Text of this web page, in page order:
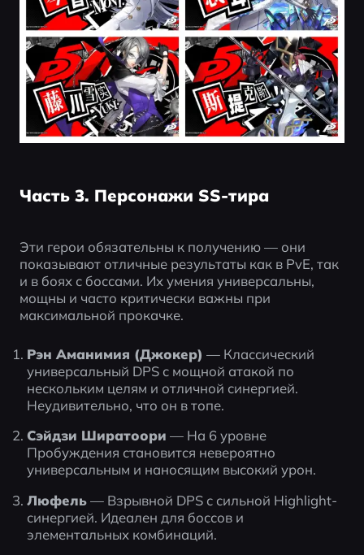
Часть 3. Персонажи SS-тира
Эти герои обязательны к получению — они
показывают отличные результаты как в PvE, так
и в боях с боссами. Их умения универсальны,
мощны и часто критически важны при
максимальной прокачке.
Рэн Аманимия (Джокер) — Классический
универсальный DPS с мощной атакой по
нескольким целям и отличной синергией.
Неудивительно, что он в топе.
Сэйдзи Ширатоори — На 6 уровне
Пробуждения становится невероятно
универсальным и наносящим высокий урон.
Люфель — Взрывной DPS с сильной Highlight-
синергией. Идеален для боссов и
элементальных комбинаций.